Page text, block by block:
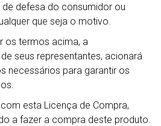
defesa do consumidor ou
que seja o motivo.
os termos acima, a
seus representantes, acionará
necessários para garantir os
esta Licença de Compra,
a fazer a compra deste produto.